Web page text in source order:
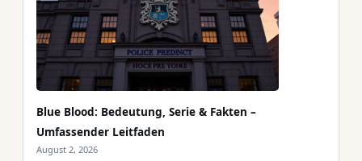
Blue Blood: Bedeutung, Serie & Fakten –
Umfassender Leitfaden
August 2, 2026